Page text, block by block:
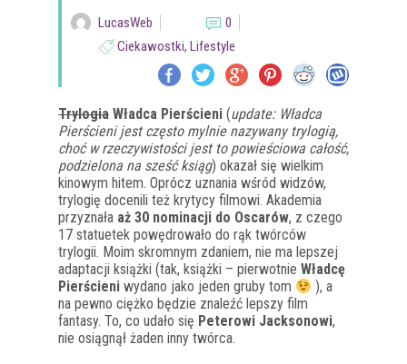
LucasWeb
0
Ciekawostki, Lifestyle
Trylogia Władca Pierścieni (update: Władca
Pierścieni jest często mylnie nazywany trylogią,
choć w rzeczywistości jest to powieściowa całość,
podzielona na sześć ksiąg) okazał się wielkim
kinowym hitem. Oprócz uznania wśród widzów,
trylogię docenili też krytycy filmowi. Akademia
przyznała aż 30 nominacji do Oscarów, z czego
17 statuetek powędrowało do rąk twórców
trylogii. Moim skromnym zdaniem, nie ma lepszej
adaptacji książki (tak, książki – pierwotnie Władcę
Pierścieni wydano jako jeden gruby tom
), a
na pewno ciężko będzie znaleźć lepszy film
fantasy. To, co udało się Peterowi Jacksonowi,
nie osiągnął żaden inny twórca.